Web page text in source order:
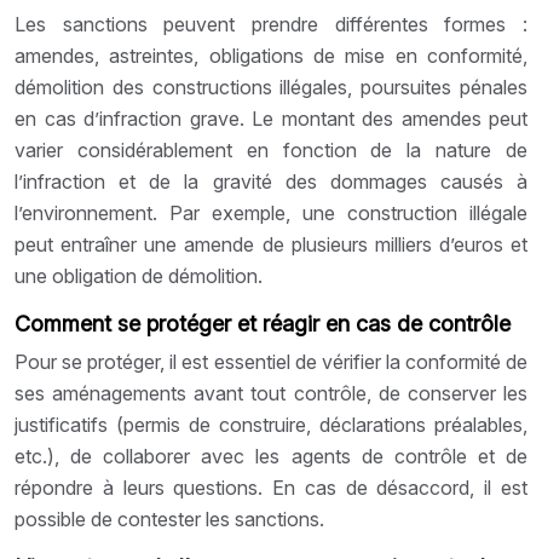
Les sanctions peuvent prendre différentes formes :
amendes, astreintes, obligations de mise en conformité,
démolition des constructions illégales, poursuites pénales
en cas d’infraction grave. Le montant des amendes peut
varier considérablement en fonction de la nature de
l’infraction et de la gravité des dommages causés à
l’environnement. Par exemple, une construction illégale
peut entraîner une amende de plusieurs milliers d’euros et
une obligation de démolition.
Comment se protéger et réagir en cas de contrôle
Pour se protéger, il est essentiel de vérifier la conformité de
ses aménagements avant tout contrôle, de conserver les
justificatifs (permis de construire, déclarations préalables,
etc.), de collaborer avec les agents de contrôle et de
répondre à leurs questions. En cas de désaccord, il est
possible de contester les sanctions.